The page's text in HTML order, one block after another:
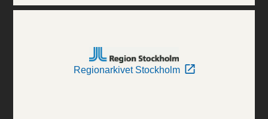
Regionarkivet Stockholm